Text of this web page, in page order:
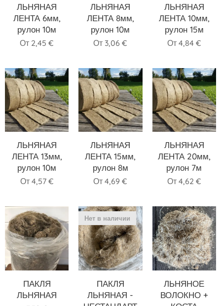
ЛЬНЯНАЯ
ЛЕНТА 6мм,
рулон 10м
От 2,45 €
ЛЬНЯНАЯ
ЛЕНТА 8мм,
рулон 10м
От3,06 €
ЛЬНЯНАЯ
ЛЕНТА 10мм,
рулон 15м
От 4,84 €
ЛЬНЯНАЯ
ЛЕНТА 13мм,
рулон 10м
От 4,57€
ЛЬНЯНАЯ
ЛЕНТА 15мм,
рулон 8м
От4,69 €
ЛЬНЯНАЯ
ЛЕНТА 20мм,
рулон 7м
От 4,62 €
ПАКЛЯ
ЛЬНЯНАЯ
ПАКЛЯ
ЛЬНЯНАЯ -
Нет в наличии
ЛЬНЯНОЕ
ВОЛОКНО +